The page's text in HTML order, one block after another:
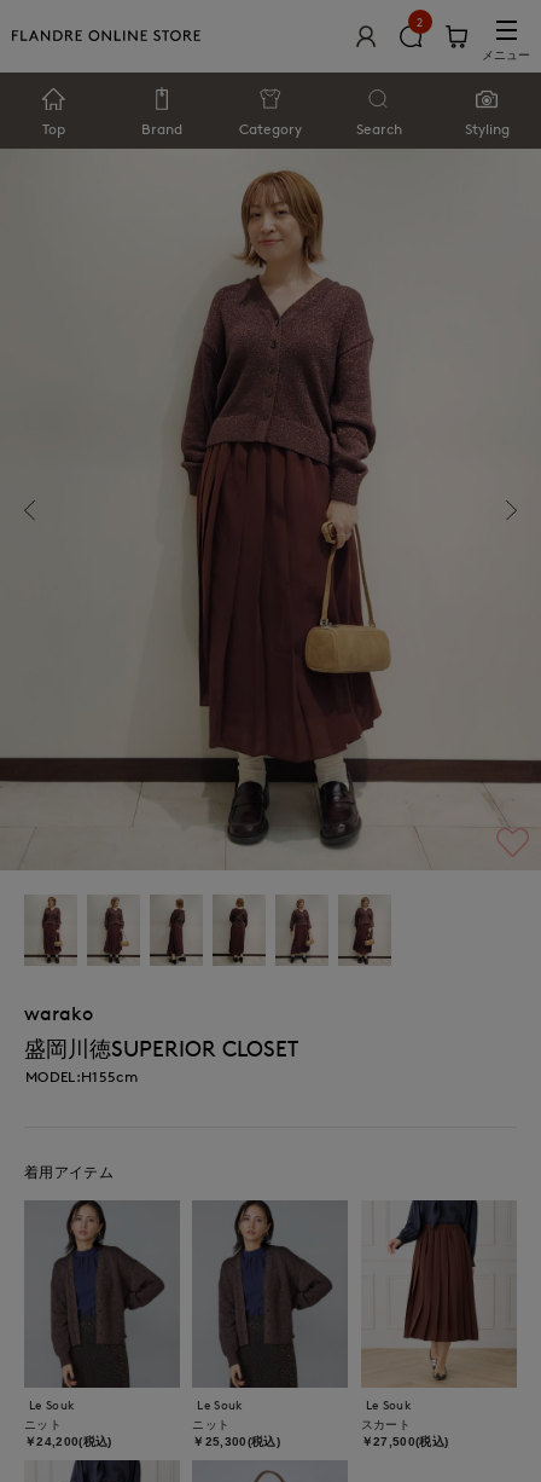
2
メニュー
Top Brand Category Search Styling
warako
盛岡川徳SUPERIOR CLOSET
MODEL:H155cm
着用アイテム
Le Souk
ニット
￥24,200(税込)
Le Souk
ニット
￥25,300(税込)
Le Souk
スカート
￥27,500(税込)